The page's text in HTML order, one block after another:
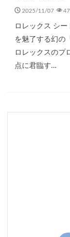
2025/11/07
ロレックス シ
を魅了する幻の
ロレックスのプ
点に君臨す…